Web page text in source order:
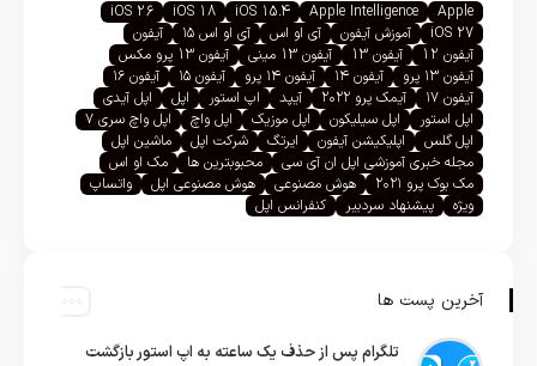
Apple
Apple Intelligence
iOS 15.4
iOS 18
iOS 26
iOS 27
آموزش آیفون آی او اس آی او اس ۱۵
آیفون
آیفون 12
آیفون 13 آیفون 13 مینی
آیفون 13 پرو مکس
آیفون ۱۳ پرو
آیفون ۱۴ آیفون ۱۴ پرو آیفون ۱۵
آیفون ۱۶
آیفون ۱۷
آیمک پرو ۲۰۲۲ آیپد اپ استور اپل
اپل آیدی
اپل استور
اپل سیلیکون اپل موزیک اپل واچ
اپل واچ سری ۷
اپل گلس
اپلیکیشن آیفون ایرتگ شرکت اپل
ماشین اپل
مجله خبری آموزشی اپل ان آی سی
محبوبترین ها
مک او اس
مک بوک پرو ۲۰۲۱
هوش مصنوعی هوش مصنوعی اپل
واتساپ
ویژه
پیشنهاد سردبیر کنفرانس اپل
آخرین پست ها
تلگرام پس از حذف یک ساعته به اپ استور بازگشت